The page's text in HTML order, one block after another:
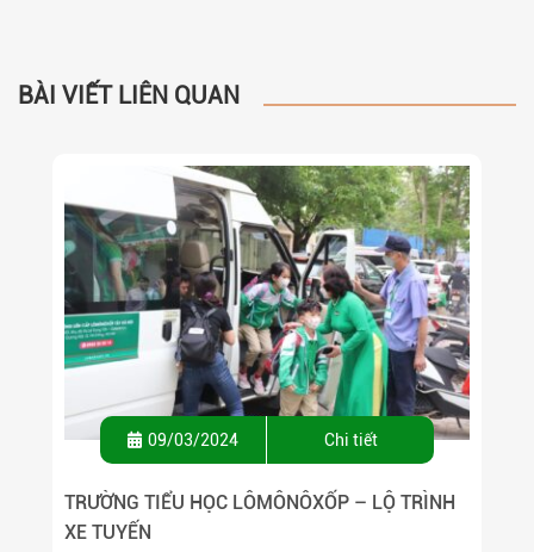
BÀI VIẾT LIÊN QUAN
09/03/2024 Chi tiết
TRƯỜNG TIỂU HỌC LÔMÔNÔXỐP – LỘ TRÌNH
XE TUYẾN